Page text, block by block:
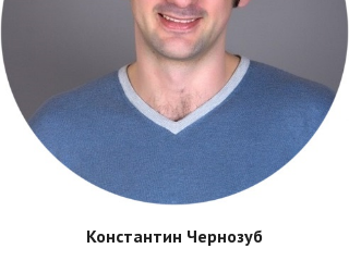
Константин Чернозуб